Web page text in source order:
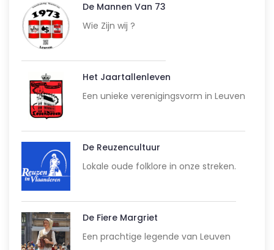
De Mannen Van 73
Wie Zijn wij ?
Het Jaartallenleven
Een unieke verenigingsvorm in Leuven
De Reuzencultuur
Lokale oude folklore in onze streken.
De Fiere Margriet
Een prachtige legende van Leuven